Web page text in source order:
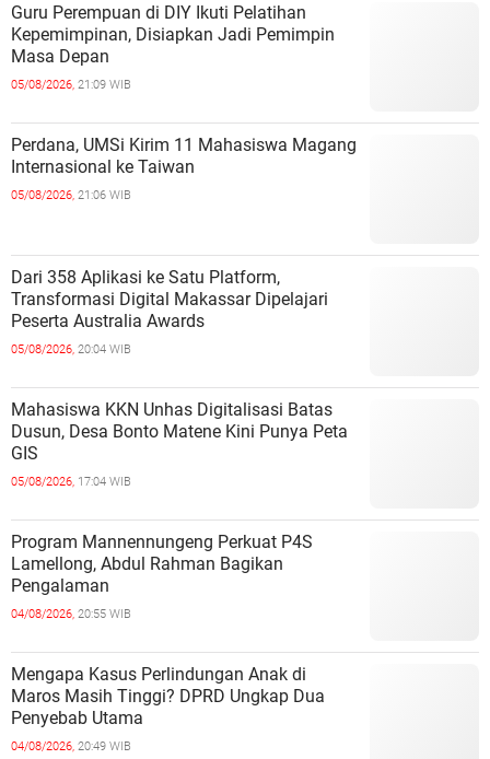
Guru Perempuan di DIY Ikuti Pelatihan
Kepemimpinan, Disiapkan Jadi Pemimpin
Masa Depan
05/08/2026, 21:09 WIB
Perdana, UMSi Kirim 11 Mahasiswa Magang
Internasional ke Taiwan
05/08/2026, 21:06 WIB
Dari 358 Aplikasi ke Satu Platform,
Transformasi Digital Makassar Dipelajari
Peserta Australia Awards
05/08/2026, 20:04 WIB
Mahasiswa KKN Unhas Digitalisasi Batas
Dusun, Desa Bonto Matene Kini Punya Peta
GIS
05/08/2026, 17:04 WIB
Program Mannennungeng Perkuat P4S
Lamellong, Abdul Rahman Bagikan
Pengalaman
04/08/2026, 20:55 WIB
Mengapa Kasus Perlindungan Anak di
Maros Masih Tinggi? DPRD Ungkap Dua
Penyebab Utama
04/08/2026, 20:49 WIB